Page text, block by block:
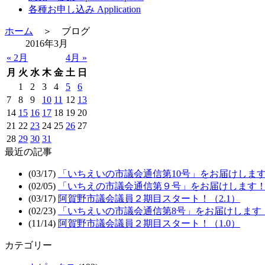
各種お申し込み Application
ホーム
＞ ブログ
2016年3月
« 2月
4月 »
月 火 水 木 金 土 日
1
2 3 4 5
6
7
8 9 10 11 12 13
14 15 16 17 18 19 20
21 22 23 24 25 26 27
28 29 30 31
最近の記事
(03/17)
「いちえいの市議会通信第10号」をお届けします
(02/05)
「いちえの市議会通信第９号」をお届けします！
(03/17) 阿賀野市議会議員２期目スタート！（2.1）
(02/23)
「いちえいの市議会通信第8号」をお届けします
(11/14) 阿賀野市議会議員２期目スタート！（1.0）
カテゴリー